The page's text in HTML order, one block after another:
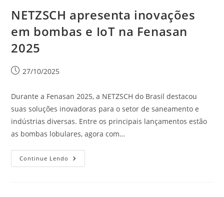
NETZSCH apresenta inovações
em bombas e IoT na Fenasan
2025
27/10/2025
Durante a Fenasan 2025, a NETZSCH do Brasil destacou
suas soluções inovadoras para o setor de saneamento e
indústrias diversas. Entre os principais lançamentos estão
as bombas lobulares, agora com…
Continue Lendo